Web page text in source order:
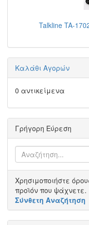
Talkline TA-
Καλάθι Αγορών
0 αντικείμενα
Γρήγορη Εύρεση
Χρησιμοποιήστε
προϊόν που ψάχνετε.
Σύνθετη Αναζήτηση